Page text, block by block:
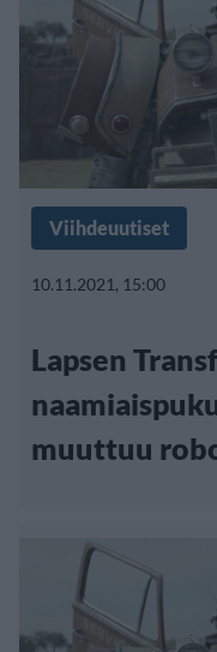
Viihdeuutiset
10.11.2021, 15:00
Lapsen
muuttuu